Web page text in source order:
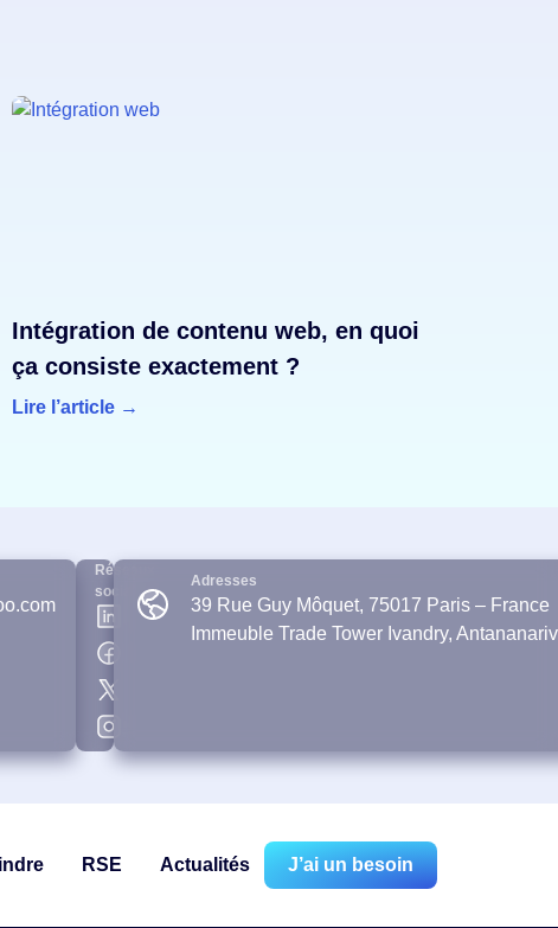
Intégration de contenu web, en quoi
ça consiste exactement ?
Lire l’article →
Réseaux
sociaux
Adresses
39 Rue Guy Môquet, 75017 Paris – France
Immeuble Trade Tower Ivandry,
RSE Actualités J’ai un besoin